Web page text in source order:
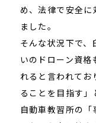
め、法律で安全
ました。
そんな状況下で
いのドローン資
れると言われて
ることを目指す」
自動車教習所の